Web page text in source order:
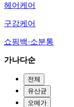
헤어케어
구강케어
쇼핑백·소분통
가나다순
전체
유산균
오메가